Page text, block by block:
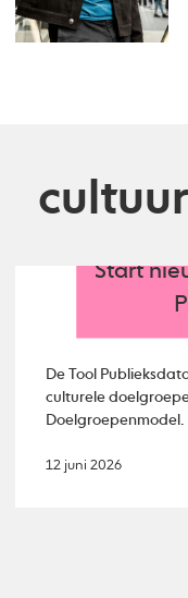
Start
De Tool
culturele
Doelgroepenmodel.
12 juni 2026